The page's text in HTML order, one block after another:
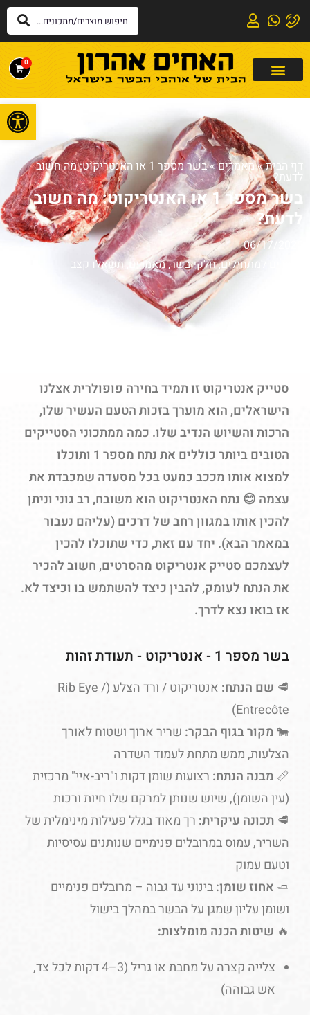
0
דף הבית»מאמרים» בשר מספר 1 או האנטריקוט: מה חשוב
לדעת?
בשר מספר 1 או האנטריקוט: מה חשוב
לדעת?
06/17/2025
בשרים למתחילים,חלקי בשר,מאמרים ,תשאלו קצב
סטייק אנטריקוט זו תמיד בחירה פופולרית אצלנו
הישראלים, הוא מוערך בזכות הטעם העשיר שלו,
הרכות והשיוש הנדיב שלו. כמה ממתכוני הסטייקים
הטובים ביותר כוללים את נתח מספר 1 ותוכלו
למצוא אותו מככב כמעט בכל מסעדה שמכבדת את
עצמה 😊 נתח האנטריקוט הוא משובח, רב גוני וניתן
להכין אותו במגוון רחב של דרכים (עליהם נעבור
במאמר הבא). יחד עם זאת, כדי שתוכלו להכין
לעצמכם סטייק אנטריקוט מהסרטים, חשוב להכיר
את הנתח לעומק, להבין כיצד להשתמש בו וכיצד לא.
אז בואו נצא לדרך.
בשר מספר 1 - אנטריקוט - תעודת זהות
🥩 שם הנתח:
אנטריקוט / ורד הצלע (Rib Eye /
Entrecôte)
🐄מקור בגוף הבקר: שריר ארוך ושטוח לאורך
הצלעות, ממש מתחת לעמוד השדרה
📏 מבנה הנתח: רצועות שומן דקות ו"ריב-איי" מרכזית
(עין השומן), שיוש שנותן למרקם שלו חיות ורכות
🥩 תכונה עיקרית: רך מאוד בגלל פעילות מינימלית של
השריר, עמוס במרובלים פנימיים שנותנים עסיסיות
וטעם עמוק
🧈 אחוז שומן:בינוני עד גבוה – מרובלים פנימיים
ושומן עליון שמגן על הבשר במהלך בישול
🔥 שיטות הכנה מומלצות:
צלייה קצרה על מחבת או גריל (3–4 דקות לכל צד,
אש גבוהה)